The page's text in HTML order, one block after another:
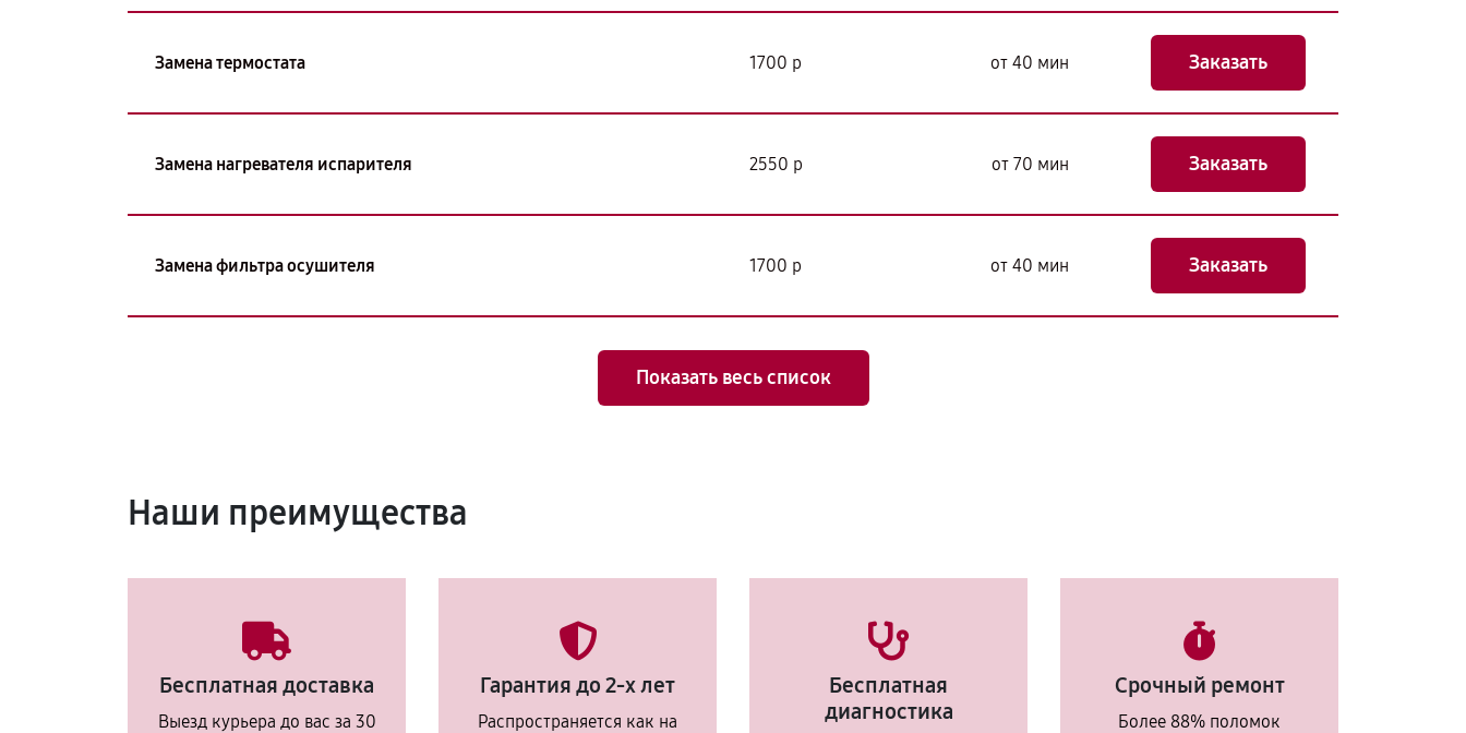
Замена термостата 1700 р от 40 мин Заказать
Замена нагревателя испарителя 2550 р от 70 мин Заказать
Замена фильтра осушителя 1700 р от 40 мин Заказать
Показать весь список
Наши преимущества
Бесплатная доставка
Выезд курьера до вас за 30
Гарантия до 2-х лет
Распространяется как на
Бесплатная
диагностика
Срочный ремонт
Более 88% поломок